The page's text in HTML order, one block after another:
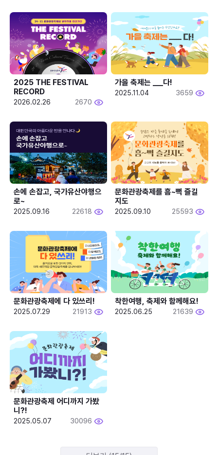
2025 THE FESTIVAL
RECORD
2026.02.26 2670
2025.11.04 3659
손에 손잡고, 국가유산야행으
로~
2025.09.16 22618
문화관광축제를 흠~뻑 즐길
지도
2025.09.10 25593
문화관광축제에 다 있쓰리!
2025.07.29 21913
착한여행, 축제와 함께해요!
2025.06.25 21639
문화관광축제 어디까지 가봤
니?!
2025.05.07 30096